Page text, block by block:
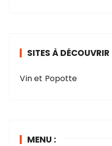
SITES À DÉCOUVRIR
Vin et Popotte
MENU :